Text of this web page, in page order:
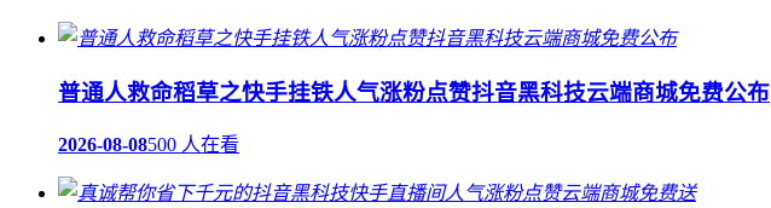
普通人救命稻草之快手挂铁人气涨粉点赞抖音黑科技云端商城免费公布
2026-08-08500 人在看